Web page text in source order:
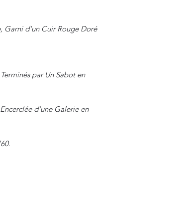
Garni d'un Cuir Rouge Doré
par Un Sabot en
d'une Galerie en